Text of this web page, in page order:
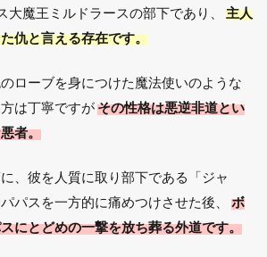
大魔王ミルドラースの部下であり、
主人
仇と言える存在です。
ローブを身につけた魔法使いのような
は丁寧ですがその性格は悪逆非道とい
者。
、彼を人質に取り部下である「ジャ
パスを一方的に痛めつけさせた後、
ボ
にとどめの一撃を放ち葬る外道です。